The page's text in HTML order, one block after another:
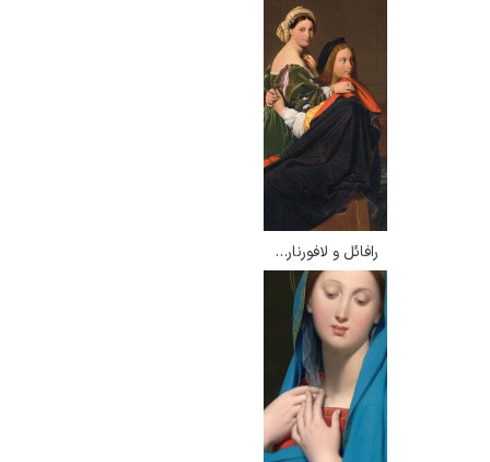
رافائل و لافورنارینا – انگر